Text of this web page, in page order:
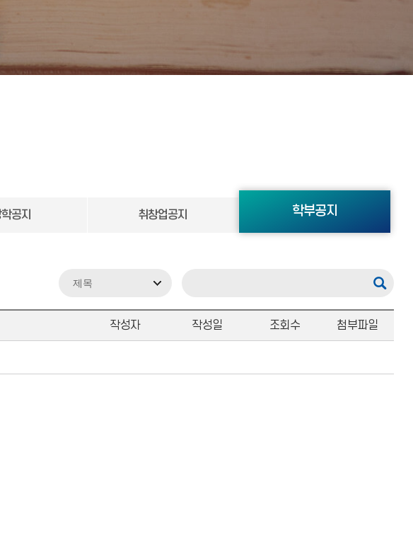
공지 취창업공지 학부공지
작성자 작성일 조회수 첨부파일